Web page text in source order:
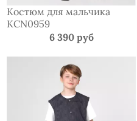
Костюм для мальчика
KCN0959
6 390 руб